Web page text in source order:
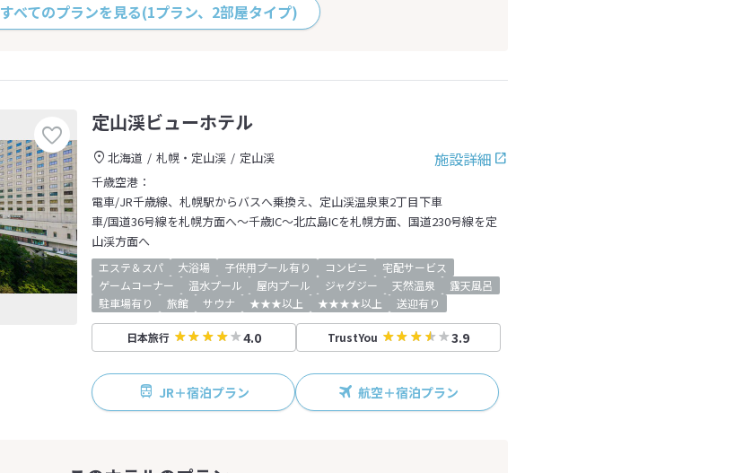
すべてのプランを見る(1プラン、2部屋タイプ)
定山渓ビューホテル
施設詳細
北海道 札幌・定山渓
定山渓
千歳空港：
電車/JR千歳線、札幌駅からバスへ乗換え、定山渓温泉東2丁目下車
車/国道36号線を札幌方面へ～千歳IC～北広島ICを札幌方面、国道230号線を定
山渓方面へ
エステ＆スパ 大浴場 子供用プール有り コンビニ
宅配サービス
ゲームコーナー
温水プール 屋内プール ジャグジー 天然温泉
露天風呂
駐車場有り
旅館 サウナ ★★★以上 ★★★★以上 送迎有り
日本旅行 4.0 TrustYou 3.9
JR＋宿泊プラン 航空＋宿泊プラン